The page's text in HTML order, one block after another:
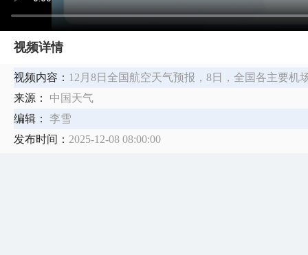
视频详情
视频内容： 12月8日全国航空天气预报​，8日，全国各主要机
来源：
中国天气
编辑：
李雪
发布时间： 2025-12-08 08:00:00